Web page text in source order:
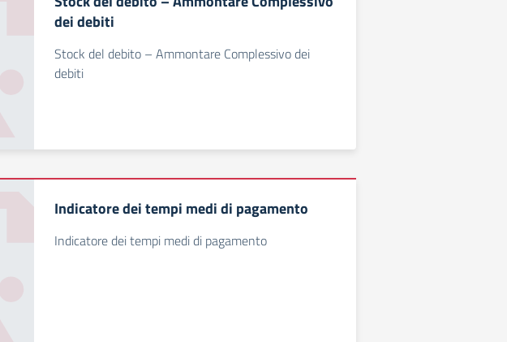
dei debiti
Stock del debito – Ammontare Complessivo dei
debiti
Indicatore dei tempi medi di pagamento
Indicatore dei tempi medi di pagamento